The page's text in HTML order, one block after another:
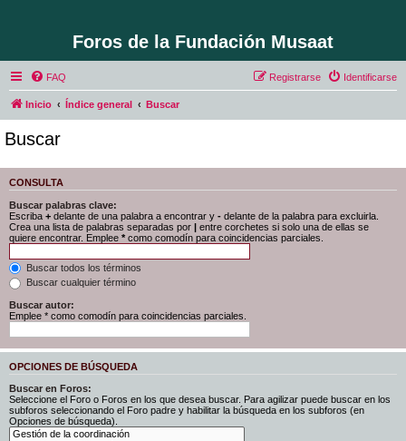
Foros de la Fundación Musaat
FAQ Identificarse
Registrarse
Inicio Índice general Buscar
Buscar
CONSULTA
Buscar palabras clave:
Escriba + delante de una palabra a encontrar y - delante de la palabra para excluirla.
Crea una lista de palabras separadas por | entre corchetes si solo una de ellas se
quiere encontrar. Emplee * como comodín para coincidencias parciales.
Buscar todos los términos
Buscar cualquier término
Buscar autor:
Emplee * como comodín para coincidencias parciales.
OPCIONES DE BÚSQUEDA
Buscar en Foros:
Seleccione el Foro o Foros en los que desea buscar. Para agilizar puede buscar en los
subforos seleccionando el Foro padre y habilitar la búsqueda en los subforos (en
Opciones de búsqueda).